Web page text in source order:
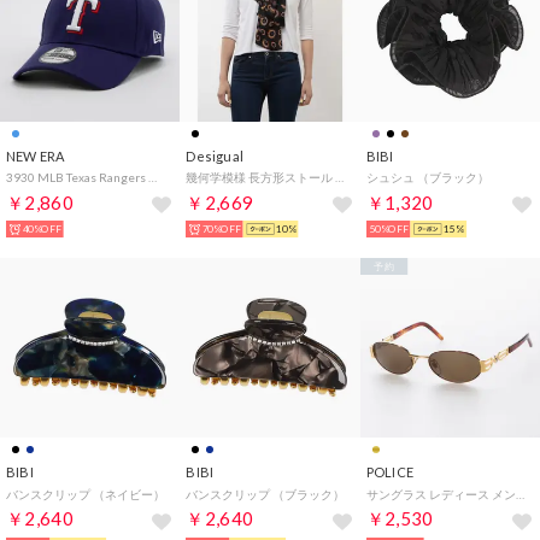
NEW ERA
￥2,860
40%OFF
Desigual
￥2,669
70%OFF 10%
BIBI
シュシュ （ブラック）
￥1,320
50%OFF 15%
BIBI
バンスクリップ （ネイビー）
￥2,640
BIBI
バンスクリップ （ブラック）
￥2,640
POLICE
￥2,530
予約